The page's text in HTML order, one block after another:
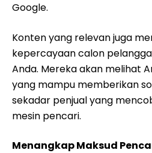
Google.
Konten yang relevan juga
kepercayaan calon
Anda. Mereka akan melihat
yang mampu memberikan
sekadar penjual yang
mesin pencari.
Menangkap Maksud